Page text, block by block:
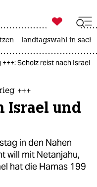

taz zahl ich
landtagswahl in
Scholz reist nach Israel
+++
Israel und
in den Nahen
will mit Netanjahu,
hat die Hamas 199